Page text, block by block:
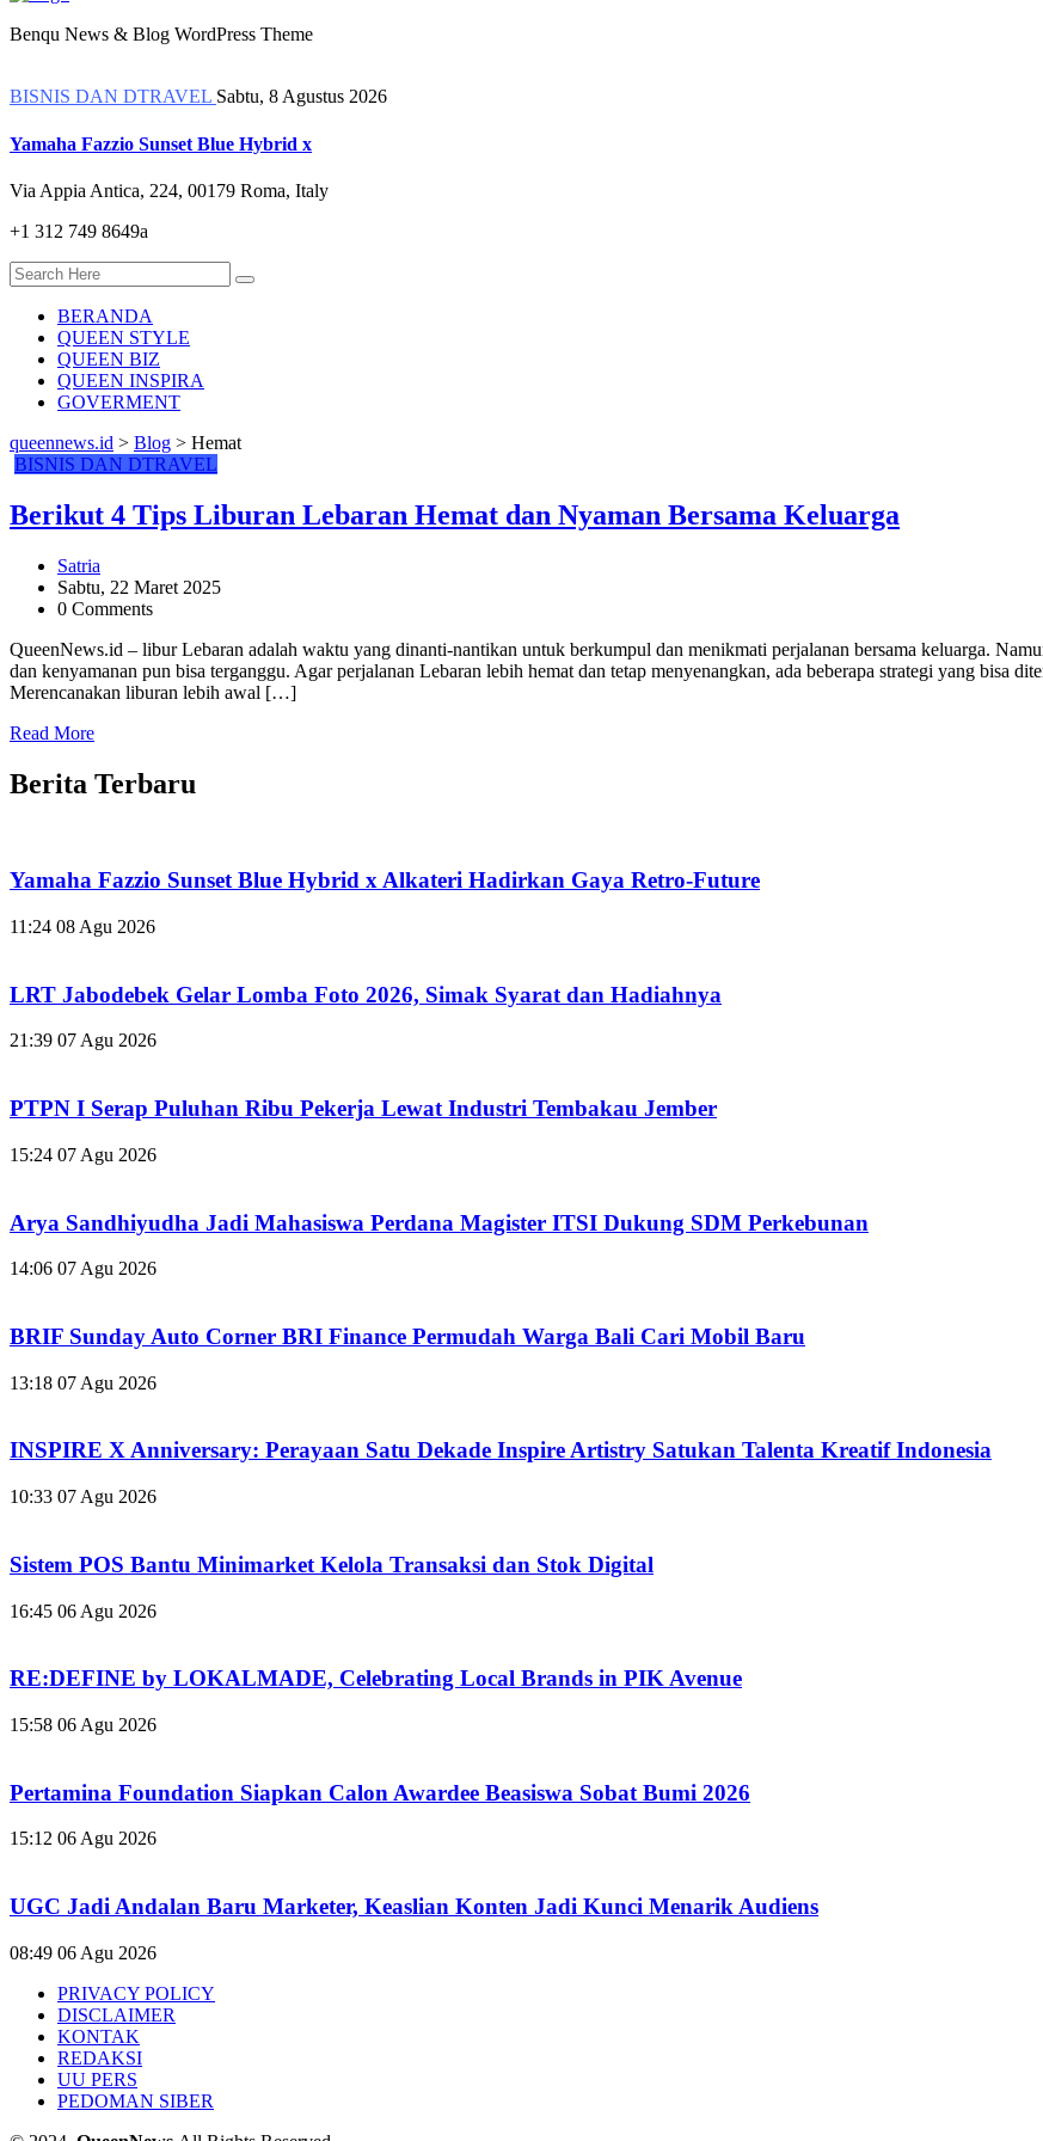
Benqu News & Blog WordPress Theme
BISNIS DAN DTRAVEL Sabtu, 8 Agustus 2026
Yamaha Fazzio Sunset Blue Hybrid x
Via Appia Antica, 224, 00179 Roma, Italy
+1 312 749 8649a
BERANDA
QUEEN STYLE
QUEEN BIZ
QUEEN INSPIRA
GOVERMENT
queennews.id > Blog > Hemat
BISNIS DAN DTRAVEL
Berikut 4 Tips Liburan Lebaran Hemat dan Nyaman Bersama Keluarga
Satria
Sabtu, 22 Maret 2025
0 Comments
QueenNews.id – libur Lebaran adalah waktu yang dinanti-nantikan untuk berkumpul dan menikmati perjalanan bersama keluarga.
dan kenyamanan pun bisa terganggu. Agar perjalanan Lebaran lebih hemat dan tetap menyenangkan, ada beberapa strategi yang bisa
Merencanakan liburan lebih awal […]
Read More
Berita Terbaru
Yamaha Fazzio Sunset Blue Hybrid x Alkateri Hadirkan Gaya Retro-Future
11:24 08 Agu 2026
LRT Jabodebek Gelar Lomba Foto 2026, Simak Syarat dan Hadiahnya
21:39 07 Agu 2026
PTPN I Serap Puluhan Ribu Pekerja Lewat Industri Tembakau Jember
15:24 07 Agu 2026
Arya Sandhiyudha Jadi Mahasiswa Perdana Magister ITSI Dukung SDM Perkebunan
14:06 07 Agu 2026
BRIF Sunday Auto Corner BRI Finance Permudah Warga Bali Cari Mobil Baru
13:18 07 Agu 2026
INSPIRE X Anniversary: Perayaan Satu Dekade Inspire Artistry Satukan Talenta Kreatif Indonesia
10:33 07 Agu 2026
Sistem POS Bantu Minimarket Kelola Transaksi dan Stok Digital
16:45 06 Agu 2026
RE:DEFINE by LOKALMADE, Celebrating Local Brands in PIK Avenue
15:58 06 Agu 2026
Pertamina Foundation Siapkan Calon Awardee Beasiswa Sobat Bumi 2026
15:12 06 Agu 2026
UGC Jadi Andalan Baru Marketer, Keaslian Konten Jadi Kunci Menarik Audiens
08:49 06 Agu 2026
PRIVACY POLICY
DISCLAIMER
KONTAK
REDAKSI
UU PERS
PEDOMAN SIBER